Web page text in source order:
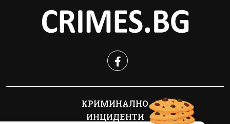
КРИМИНАЛНО
ИНЦИДЕНТИ